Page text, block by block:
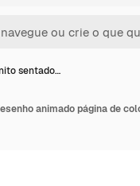
sentado…
animado página de